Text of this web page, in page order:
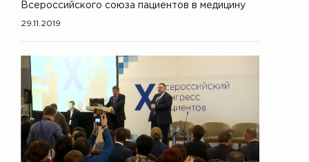
Всероссийского союза пациентов в медицину
29.11.2019